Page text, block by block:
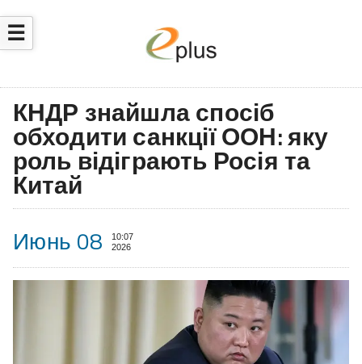
☰
КНДР знайшла спосіб
обходити санкції ООН: яку
роль відіграють Росія та
Китай
Июнь 08
10:07
2026